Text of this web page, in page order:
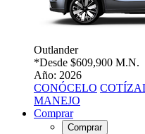
Outlander
*Desde $609,900 M.N.
Año: 2026
CONÓCELO
MANEJO
Comprar
Comprar